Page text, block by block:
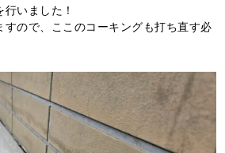
いました！
ので、ここのコーキングも打ち直す必